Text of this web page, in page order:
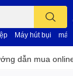
Máy hút bụi
dẫn mua